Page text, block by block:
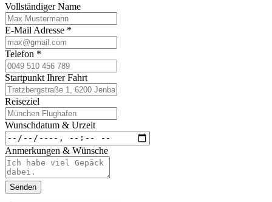
Vollständiger Name
E-Mail Adresse *
Telefon *
Startpunkt Ihrer Fahrt
Reiseziel
Wunschdatum & Urzeit
Anmerkungen & Wünsche
Senden